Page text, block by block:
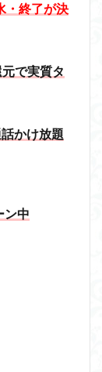
・終了が決
で実質タ
かけ放題
ン中